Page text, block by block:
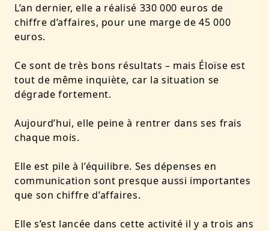
L’an dernier, elle a réalisé 330 000 euros de
chiffre d’affaires, pour une marge de 45 000
euros.
Ce sont de très bons résultats – mais Éloïse est
tout de même inquiète, car la situation se
dégrade fortement.
Aujourd’hui, elle peine à rentrer dans ses frais
chaque mois.
Elle est pile à l’équilibre. Ses dépenses en
communication sont presque aussi importantes
que son chiffre d’affaires.
Elle s’est lancée dans cette activité il y a trois ans